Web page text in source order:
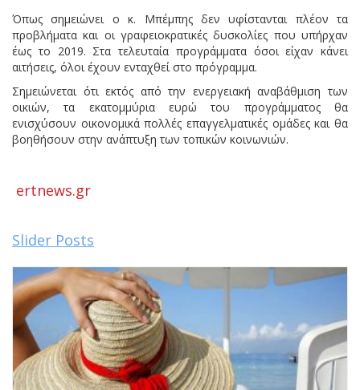
Όπως σημειώνει ο κ. Μπέμπης δεν υφίστανται πλέον τα
προβλήματα και οι γραφειοκρατικές δυσκολίες που υπήρχαν
έως το 2019. Στα τελευταία προγράμματα όσοι είχαν κάνει
αιτήσεις, όλοι έχουν ενταχθεί στο πρόγραμμα.
Σημειώνεται ότι εκτός από την ενεργειακή αναβάθμιση των
οικιών, τα εκατομμύρια ευρώ του προγράμματος θα
ενισχύσουν οικονομικά πολλές επαγγελματικές ομάδες και θα
βοηθήσουν στην ανάπτυξη των τοπικών κοινωνιών.
ertnews.gr
Slider Posts